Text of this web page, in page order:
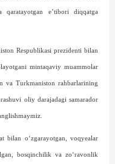
qaratayotgan e’tibori diqqatga
Respublikasi prezidenti bilan
mintaqaviy muammolar
va Turkmaniston rahbarlarining
oliy darajadagi samarador
bilan o‘zgarayotgan, voqyealar
bos­qinchilik va zo‘ravonlik